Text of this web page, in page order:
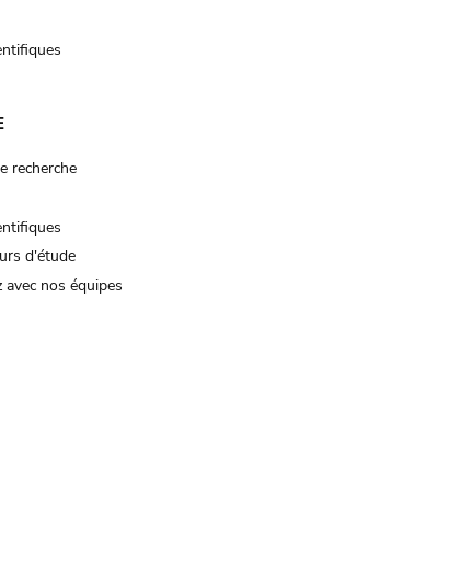
recherche
d'étude
avec nos équipes